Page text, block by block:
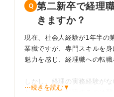
第二新卒で経理
きますか？
現在、社会人経験が1年半の
業職ですが、専門スキルを
魅力を感じ、経理職への転職
しかし、経理の実務経験が
から経理職に転職するのは
⋯続きを読む▼